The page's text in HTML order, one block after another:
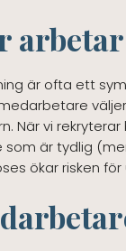
är ofta ett
När vi
är tydlig
ökar risken för